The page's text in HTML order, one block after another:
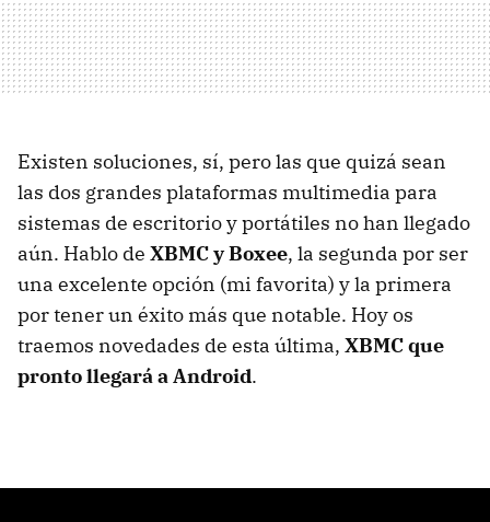
Existen soluciones, sí, pero las que quizá sean
las dos grandes plataformas multimedia para
sistemas de escritorio y portátiles no han llegado
aún. Hablo de XBMCy Boxee, la segunda por ser
una excelente opción (mi favorita) y la primera
por tener un éxito más que notable. Hoy os
traemos novedades de esta última, XBMCque
pronto llegará a Android.